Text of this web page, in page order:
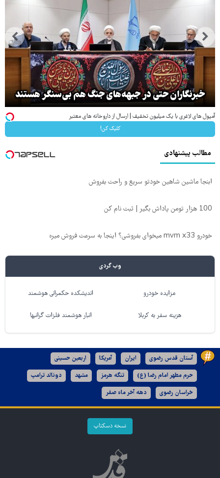
خبرنگاران حتی در جبهه‌های جنگ هم بی‌سنگر هستند
آمپول های لاغری با یک میلیون تخفیف | ارسال از داروخانه های معتبر
کلیک کن!
مطالب پیشنهادی
ابنجا ماشین شاهین خودتو سریع و راحت بفروش
100 هزار تومن پاداش بگیر | ثبت نام کن
خودرو mvm x33 میخوای بفروشی؟ اینجا به سرعت فروش میره
وب گردی
مزایده خودرو اندیشکده حکمرانی هوشمند
هزینه سفر به کربلا انبار هوشمند فلزات گرانبها
آستان قدس رضوی ایران آمریکا اربعین حسینی
حرم مطهر امام رضا (ع) تنگه هرمز مشهد دونالد ترامپ
خراسان رضوی دهه آخر ماه صفر
نسخه دسکتاپ